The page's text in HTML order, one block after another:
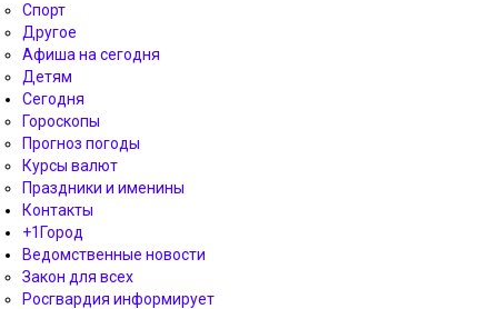
Спорт
Другое
Афиша на сегодня
Детям
Сегодня
Гороскопы
Прогноз погоды
Курсы валют
Праздники и именины
Контакты
+1Город
Ведомственные новости
Закон для всех
Росгвардия информирует